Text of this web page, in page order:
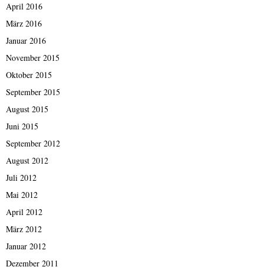
April 2016
März 2016
Januar 2016
November 2015
Oktober 2015
September 2015
August 2015
Juni 2015
September 2012
August 2012
Juli 2012
Mai 2012
April 2012
März 2012
Januar 2012
Dezember 2011